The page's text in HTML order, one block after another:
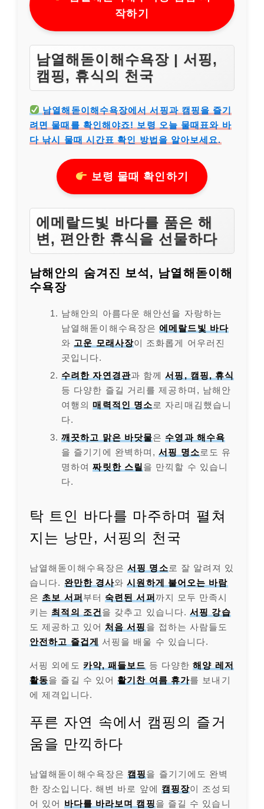
작하기
남열해돋이해수욕장 | 서핑,
캠핑, 휴식의 천국
남열해돋이해수욕장에서 서핑과 캠핑을 즐기
려면 물때를 확인해야죠! 보령 오늘 물때표와 바
다 낚시 물때 시간표 확인 방법을 알아보세요.
보령 물때 확인하기
에메랄드빛 바다를 품은 해
변, 편안한 휴식을 선물하다
남해안의 숨겨진 보석, 남열해돋이해
수욕장
남해안의 아름다운 해안선을 자랑하는
남열해돋이해수욕장은에메랄드빛 바다
와 고운 모래사장이 조화롭게 어우러진
곳입니다.
수려한 자연경관과 함께서핑, 캠핑, 휴식
등 다양한 즐길 거리를 제공하며, 남해안
여행의매력적인 명소로 자리매김했습니
다.
깨끗하고 맑은 바닷물은 수영과 해수욕
을 즐기기에 완벽하며,서핑 명소로도 유
명하여짜릿한 스릴 을 만끽할 수 있습니
다.
탁 트인 바다를 마주하며 펼쳐
지는 낭만, 서핑의 천국
남열해돋이해수욕장은서핑 명소로 잘 알려져 있
습니다. 완만한 경사와시원하게 불어오는 바람
은 초보 서퍼 부터 숙련된 서퍼 까지 모두 만족시
키는 최적의 조건 을 갖추고 있습니다.서핑 강습
도 제공하고 있어 처음 서핑 을 접하는 사람들도
안전하고 즐겁게 서핑을 배울 수 있습니다.
서핑 외에도 카약, 패들보드 등 다양한해양 레저
활동을 즐길 수 있어 활기찬 여름 휴가를 보내기
에 제격입니다.
푸른 자연 속에서 캠핑의 즐거
움을 만끽하다
남열해돋이해수욕장은 캠핑을 즐기기에도 완벽
한 장소입니다. 해변 바로 앞에 캠핑장이 조성되
어 있어 바다를 바라보며 캠핑을 즐길 수 있습니